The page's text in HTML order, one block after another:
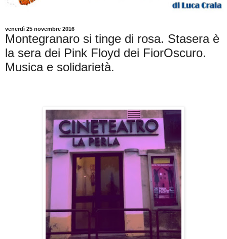
venerdì 25 novembre 2016
Montegranaro si tinge di rosa. Stasera è
la sera dei Pink Floyd dei FiorOscuro.
Musica e solidarietà.